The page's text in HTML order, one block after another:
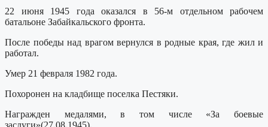
22 июня 1945 года оказался в 56-м отдельном рабочем
батальоне Забайкальского фронта.
После победы над врагом вернулся в родные края, где жил и
работал.
Умер 21 февраля 1982 года.
Похоронен на кладбище поселка Пестяки.
Награжден медалями, в том числе «За боевые
заслуги»(27.08.1945).